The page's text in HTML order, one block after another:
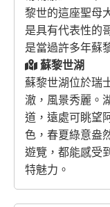
黎世的這座聖母
是具有代表性的
是當過許多年蘇
蘇黎世湖
蘇黎世湖位於瑞
澈，風景秀麗。
道，遠處可眺望
色，春夏綠意盎
遊覽，都能感受
特魅力。